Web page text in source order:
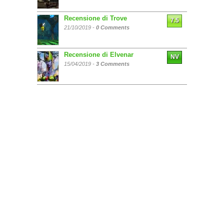
Recensione di Trove
21/10/2019 - 0 Comments
7.5
Recensione di Elvenar
15/04/2019 - 3 Comments
NV